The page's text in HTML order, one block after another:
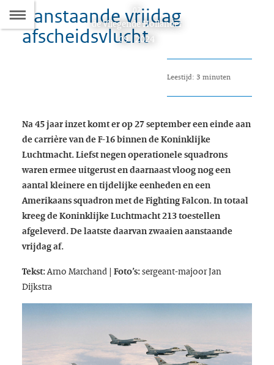
Dit
artikel
de Vliegende Hollander
09 | 2024
Aanstaande vrijdag
afscheidsvlucht
Leestijd: 3 minuten
Na 45 jaar inzet komt er op 27 september een einde aan
de carrière van de F-16 binnen de Koninklijke
Luchtmacht. Liefst negen operationele squadrons
waren ermee uitgerust en daarnaast vloog nog een
aantal kleinere en tijdelijke eenheden en een
Amerikaans squadron met deFighting Falcon. In totaal
kreeg de Koninklijke Luchtmacht 213 toestellen
afgeleverd. De laatste daarvan zwaaien aanstaande
vrijdag af.
Tekst:Arno Marchand | Foto’s:sergeant-majoor Jan
Dijkstra
Naar
de